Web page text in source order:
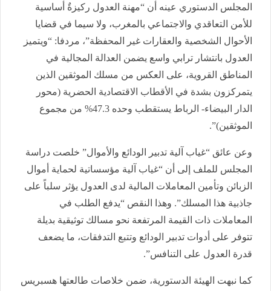
المجلس الدستوري عينه أن “مهنة العدول ركيزةٌ أساسية
للأمن التعاقدي والاجتماعي بالمغرب، ولا سيما في قضايا
الأحوال الشخصية والعقارات غير المحفظة”، مردفا: “ويتميز
العدول بانتشار ترابي واسع يضمن العدالة المجالية في
المناطق القروية، على العكس من مسلك الموثقين الذين
يتمركزون بشدة في الأقطاب الاقتصادية الحضرية (محور
الدار البيضاء- الرباط يستقطب وحده 47.3% من مجموع
الموثقين)”.
وعن عائق “غياب آلية تدبير الودائع والأموال” خلصت دراسة
المجلس للملف إلى أن “غياب آلية مؤسساتية لحماية أموال
الزبائن وتأمين المعاملات المالية لدى العدول يؤثر سلباً على
جاذبية هذا المسلك”. وهذا النقص “يدفع الطلب في
المعاملات ذات القيمة المرتفعة نحو مسالك توثيقية بديلة
تتوفر على أدوات تدبير الودائع وتتبع التدفقات، ما يضعف
قدرة العدول على التنافس”.
كما نبهت الهيئة الدستورية، ضمن خلاصات طالعتها هسبريس